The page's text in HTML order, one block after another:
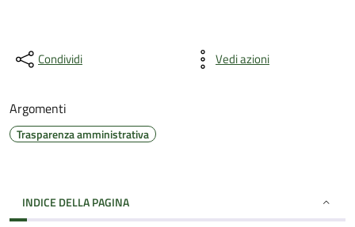
Condividi Vedi azioni
Argomenti
Trasparenza amministrativa
INDICE DELLA PAGINA